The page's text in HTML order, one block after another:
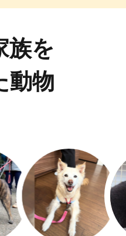
族を
動物